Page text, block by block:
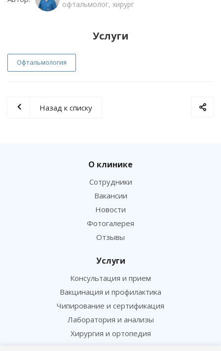
офтальмолог, хирург
Услуги
Офтальмология
Назад к списку
О клинике
Сотрудники
Вакансии
Новости
Фотогалерея
Отзывы
Услуги
Консультация и прием
Вакцинация и профилактика
Чипирование и сертификация
Лаборатория и анализы
Хирургия и ортопедия